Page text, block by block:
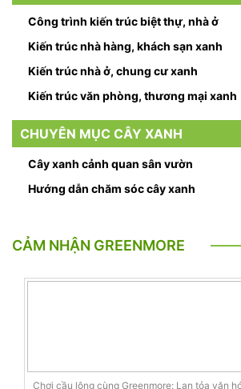
Công trình kiến trúc biệt thự, nhà ở
Kiến trúc nhà hàng, khách sạn xanh
Kiến trúc nhà ở, chung cư xanh
Kiến trúc văn phòng, thương mại xanh
CHUYÊN MỤC CÂY XANH
Cây xanh cảnh quan sân vườn
Hướng dẫn chăm sóc cây xanh
CẢM NHẬN GREENMORE
Chơi cầu lông cùng Greenmore: Lan tỏa văn